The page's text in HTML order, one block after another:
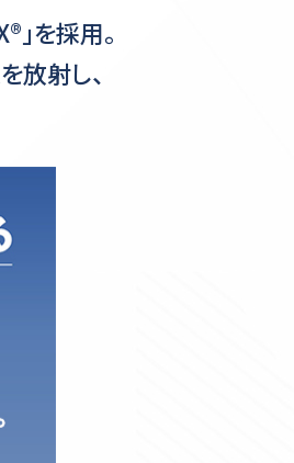
」を採用。
放射し、